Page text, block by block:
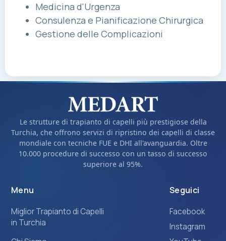
Medicina d'Urgenza
Consulenza e Pianificazione Chirurgica
Gestione delle Complicazioni
Le strutture di trapianto di capelli più prestigiose della
Turchia, che offrono servizi di ripristino dei capelli di classe
mondiale con tecniche FUE e DHI all'avanguardia. Oltre
10.000 procedure di successo con un tasso di successo
superiore al 95%.
Menu
Miglior Trapianto di Capelli
in Turchia
Seguici
Facebook
Instagram